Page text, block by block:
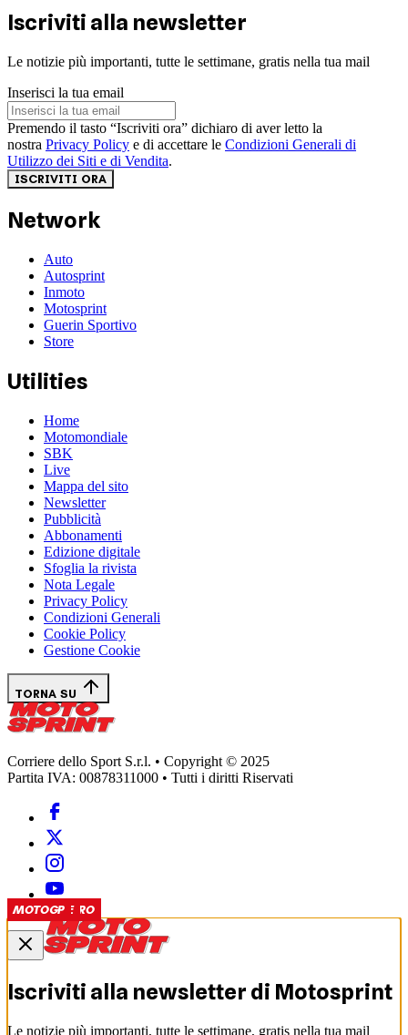
EDICOLA
CASCHI D'ORO
CASCHI D'ORO
CASCHI D'ORO
SUPERBIKE
MOTOGP
MOTOGP
MOTOGP
MOTOGP
Iscriviti alla newsletter
Le notizie più importanti, tutte le settimane, gratis nella tua mail
Inserisci la tua email
Premendo il tasto “Iscriviti ora” dichiaro di aver letto la
nostra Privacy Policy e di accettare le Condizioni Generali di
Utilizzo dei Siti e di Vendita.
ISCRIVITI ORA
Network
Auto
Autosprint
Inmoto
Motosprint
Guerin Sportivo
Store
Utilities
Home
Motomondiale
SBK
Live
Mappa del sito
Newsletter
Pubblicità
Abbonamenti
Edizione digitale
Sfoglia la rivista
Nota Legale
Privacy Policy
Condizioni Generali
Cookie Policy
Gestione Cookie
TORNA SU
Corriere dello Sport S.r.l. • Copyright © 2025
Partita IVA: 00878311000 • Tutti i diritti Riservati
Iscriviti alla newsletter di Motosprint
Le notizie più importanti, tutte le settimane, gratis nella tua mail